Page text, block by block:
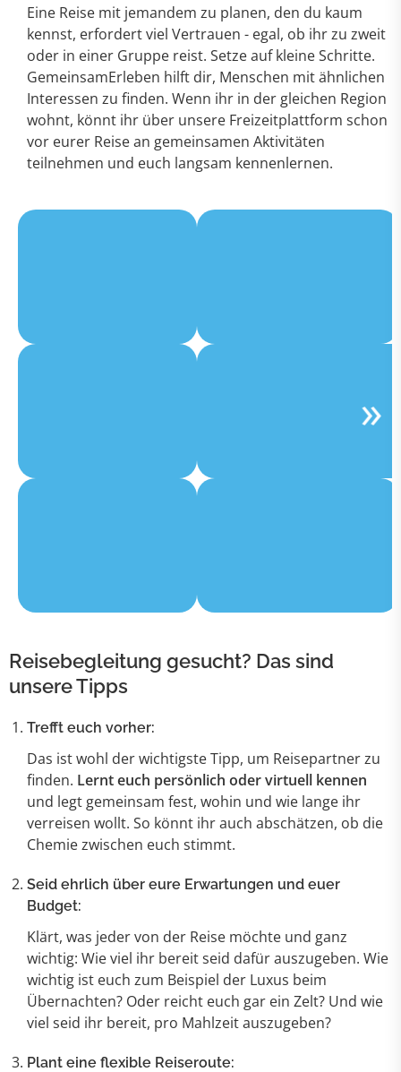
Eine Reise mit jemandem zu planen, den du kaum
kennst, erfordert viel Vertrauen - egal, ob ihr zu zweit
oder in einer Gruppe reist. Setze auf kleine Schritte.
GemeinsamErleben hilft dir, Menschen mit ähnlichen
Interessen zu finden. Wenn ihr in der gleichen Region
wohnt, könnt ihr über unsere Freizeitplattform schon
vor eurer Reise an gemeinsamen Aktivitäten
teilnehmen und euch langsam kennenlernen.
Reisebegleitung gesucht? Das sind
unsere Tipps
Trefft euch vorher:
Das ist wohl der wichtigste Tipp, um Reisepartner zu
finden. Lernt euch persönlich oder virtuell kennen
und legt gemeinsam fest, wohin und wie lange ihr
verreisen wollt. So könnt ihr auch abschätzen, ob die
Chemie zwischen euch stimmt.
Seid ehrlich über eure Erwartungen und euer
Budget:
Klärt, was jeder von der Reise möchte und ganz
wichtig: Wie viel ihr bereit seid dafür auszugeben. Wie
wichtig ist euch zum Beispiel der Luxus beim
Übernachten? Oder reicht euch gar ein Zelt? Und wie
viel seid ihr bereit, pro Mahlzeit auszugeben?
Plant eine flexible Reiseroute: